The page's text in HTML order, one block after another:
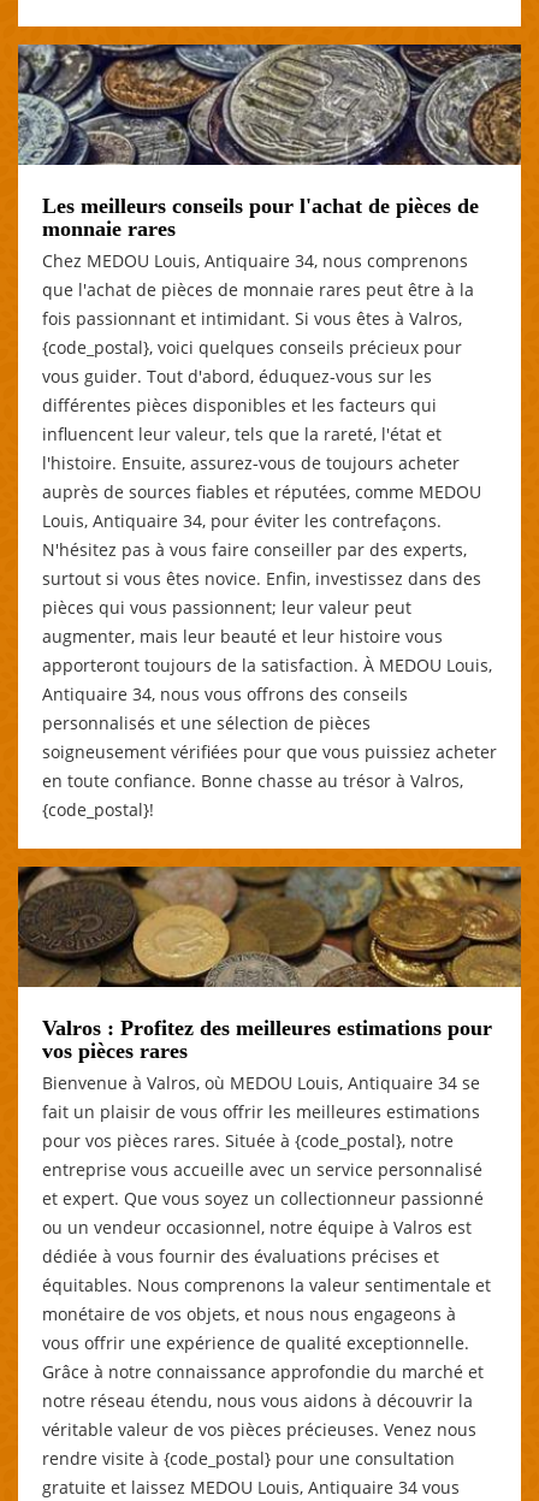
Les meilleurs conseils pour l'achat de pièces de
monnaie rares
Chez MEDOU Louis, Antiquaire 34, nous comprenons
que l'achat de pièces de monnaie rares peut être à la
fois passionnant et intimidant. Si vous êtes à Valros,
{code_postal}, voici quelques conseils précieux pour
vous guider. Tout d'abord, éduquez-vous sur les
différentes pièces disponibles et les facteurs qui
influencent leur valeur, tels que la rareté, l'état et
l'histoire. Ensuite, assurez-vous de toujours acheter
auprès de sources fiables et réputées, comme MEDOU
Louis, Antiquaire 34, pour éviter les contrefaçons.
N'hésitez pas à vous faire conseiller par des experts,
surtout si vous êtes novice. Enfin, investissez dans des
pièces qui vous passionnent; leur valeur peut
augmenter, mais leur beauté et leur histoire vous
apporteront toujours de la satisfaction. À MEDOU Louis,
Antiquaire 34, nous vous offrons des conseils
personnalisés et une sélection de pièces
soigneusement vérifiées pour que vous puissiez acheter
en toute confiance. Bonne chasse au trésor à Valros,
{code_postal}!
Valros : Profitez des meilleures estimations pour
vos pièces rares
Bienvenue à Valros, où MEDOU Louis, Antiquaire 34 se
fait un plaisir de vous offrir les meilleures estimations
pour vos pièces rares. Située à {code_postal}, notre
entreprise vous accueille avec un service personnalisé
et expert. Que vous soyez un collectionneur passionné
ou un vendeur occasionnel, notre équipe à Valros est
dédiée à vous fournir des évaluations précises et
équitables. Nous comprenons la valeur sentimentale et
monétaire de vos objets, et nous nous engageons à
vous offrir une expérience de qualité exceptionnelle.
Grâce à notre connaissance approfondie du marché et
notre réseau étendu, nous vous aidons à découvrir la
véritable valeur de vos pièces précieuses. Venez nous
rendre visite à {code_postal} pour une consultation
gratuite et laissez MEDOU Louis, Antiquaire 34 vous